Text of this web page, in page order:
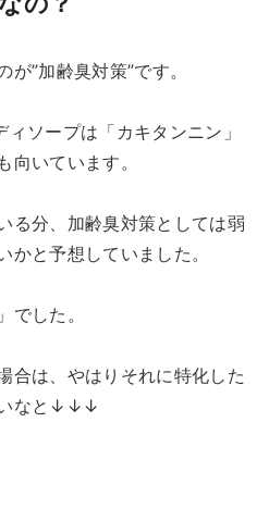
”加齢臭対策”です。
ソープは「カキタンニン」
向いています。
る分、加齢臭対策としては弱
かと予想していました。
でした。
合は、やはりそれに特化した
いなと↓↓↓